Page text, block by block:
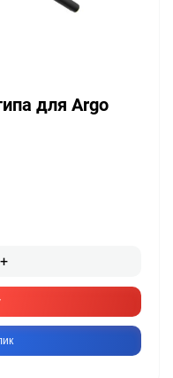
для Argo
+